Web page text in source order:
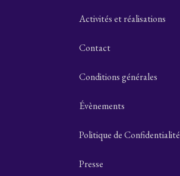
Activités et réalisations
Contact
Conditions générales
Évènements
Politique de Confidentialité
Presse